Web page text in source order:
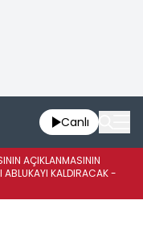
Canlı
AÇIKLANMASININ
ABLUKAYI KALDIRACAK -